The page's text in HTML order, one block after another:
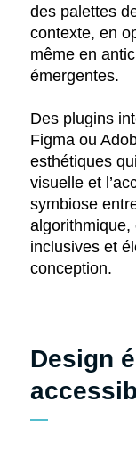
des palettes
contexte, en
même en
émergentes.
Des plugins
Figma ou
esthétiques
visuelle et
symbiose
algorithmique,
inclusives et
conception.
Design